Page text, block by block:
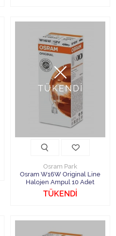
TÜKENDİ
Osram Park
Osram W16W Original Line
Halojen Ampul 10 Adet
TÜKENDİ